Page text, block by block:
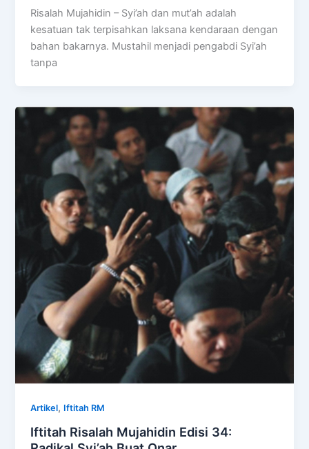
Risalah Mujahidin – Syi’ah dan mut’ah adalah
kesatuan tak terpisahkan laksana kendaraan dengan
bahan bakarnya. Mustahil menjadi pengabdi Syi’ah
tanpa
Artikel, Iftitah RM
Iftitah Risalah Mujahidin Edisi 34: